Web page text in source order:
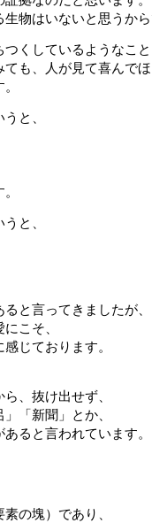
物はいないと思うか
くしているようなこ
も、人が見て喜んで
と、
と、
と言ってきましたが、
こそ、
じております。
、抜け出せず、
「新聞」とか、
ると言われています。
の塊）であり、